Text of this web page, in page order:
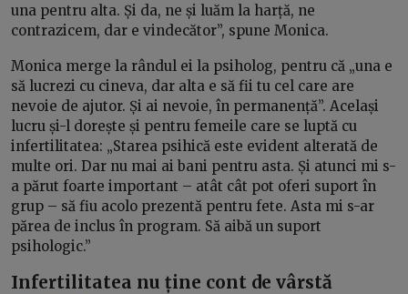
una pentru alta. Și da, ne și luăm la harță, ne
contrazicem, dar e vindecător”, spune Monica.
Monica merge la rândul ei la psiholog, pentru că „una e
să lucrezi cu cineva, dar alta e să fii tu cel care are
nevoie de ajutor. Și ai nevoie, în permanență”. Același
lucru și-l dorește și pentru femeile care se luptă cu
infertilitatea: „Starea psihică este evident alterată de
multe ori. Dar nu mai ai bani pentru asta. Și atunci mi s-
a părut foarte important – atât cât pot oferi suport în
grup – să fiu acolo prezentă pentru fete. Asta mi s-ar
părea de inclus în program. Să aibă un suport
psihologic.”
Infertilitatea nu ține cont de vârstă